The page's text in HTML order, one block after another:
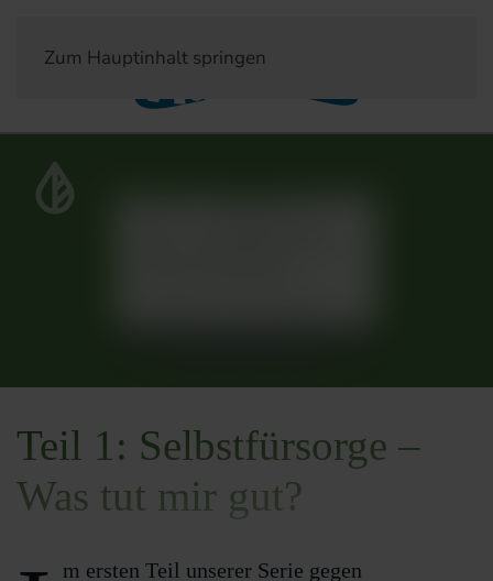
Zum Hauptinhalt springen
Teil 1: Selbstfürsorge –
Was tut mir gut?
m ersten Teil unserer Serie gegen